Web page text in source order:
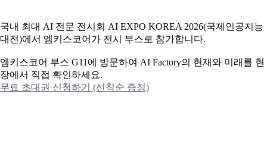
국내 최대 AI 전문 전시회 AI EXPO KOREA 2026(국제인공지능
대전)에서 엠키스코어가 전시 부스로 참가합니다.
엠키스코어 부스 G11에 방문하여 AI Factory의 현재와 미래를 현
장에서 직접 확인하세요.
무료 초대권 신청하기 (선착순 증정)